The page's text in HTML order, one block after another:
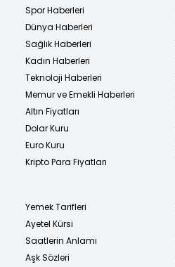
Spor Haberleri
Dünya Haberleri
Sağlık Haberleri
Kadın Haberleri
Teknoloji Haberleri
Memur ve Emekli Haberleri
Altın Fiyatları
Dolar Kuru
Euro Kuru
Kripto Para Fiyatları
Yemek Tarifleri
Ayetel Kürsi
Saatlerin Anlamı
Aşk Sözleri